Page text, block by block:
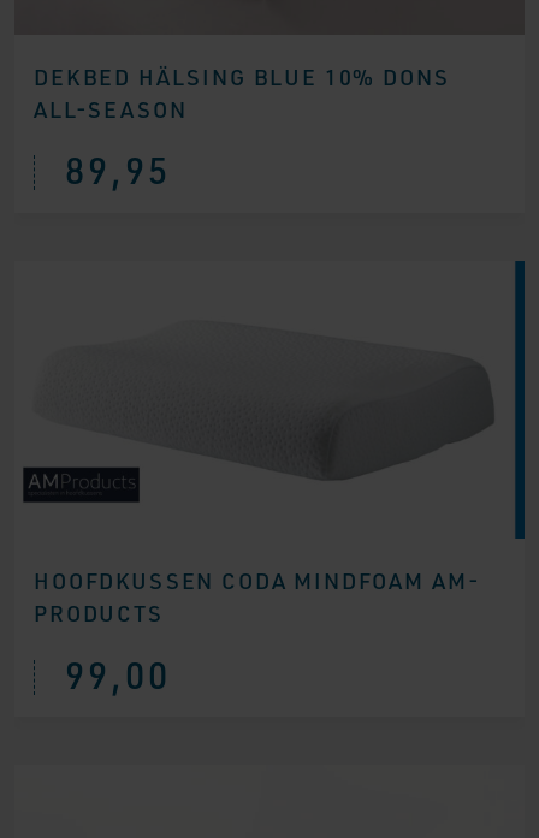
DEKBED HÄLSING BLUE 10% DONS
ALL-SEASON
89,95
HOOFDKUSSEN CODA MINDFOAM AM-
PRODUCTS
99,00